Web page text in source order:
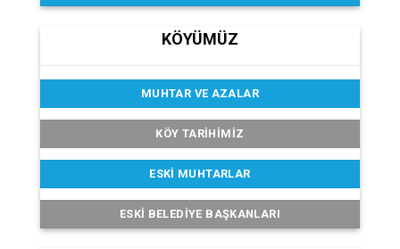
KÖYÜMÜZ
MUHTAR VE AZALAR
KÖY TARIHIMIZ
ESKI MUHTARLAR
ESKI BELEDIYE BAŞKANLARI